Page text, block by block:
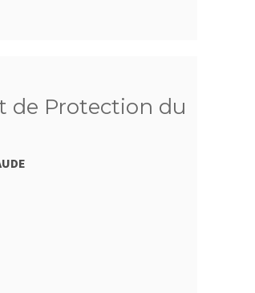
de Protection du